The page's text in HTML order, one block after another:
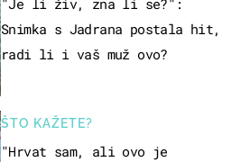
"Je li živ, zna li se?":
Snimka s Jadrana postala hit,
radi li i vaš muž ovo?
ŠTO KAŽETE?
"Hrvat sam, ali ovo je